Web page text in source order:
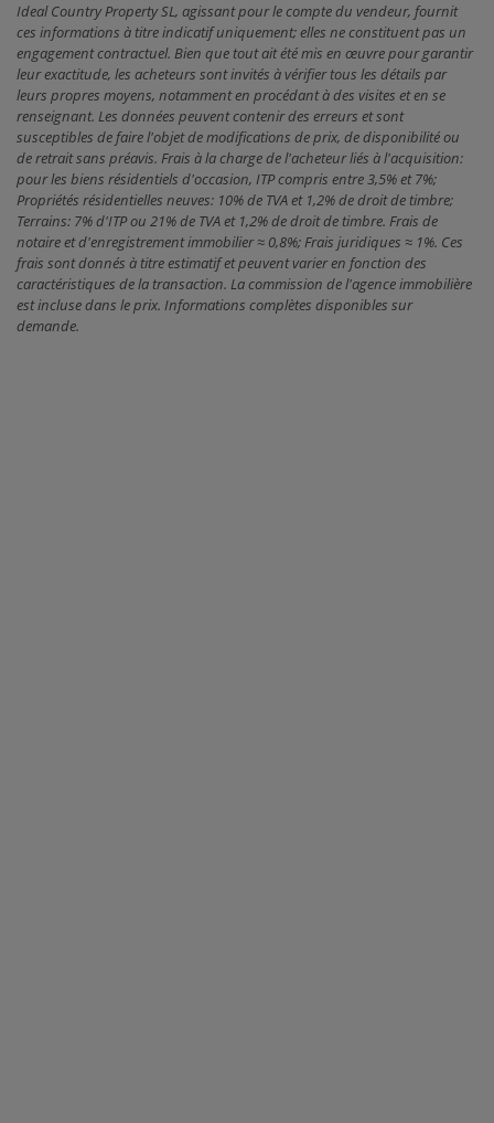
Ideal Country Property SL, agissant pour le compte du vendeur, fournit
ces informations à titre indicatif uniquement; elles ne constituent pas un
engagement contractuel. Bien que tout ait été mis en œuvre pour garantir
leur exactitude, les acheteurs sont invités à vérifier tous les détails par
leurs propres moyens, notamment en procédant à des visites et en se
renseignant. Les données peuvent contenir des erreurs et sont
susceptibles de faire l'objet de modifications de prix, de disponibilité ou
de retrait sans préavis. Frais à la charge de l'acheteur liés à l'acquisition:
pour les biens résidentiels d'occasion, ITP compris entre 3,5% et 7%;
Propriétés résidentielles neuves: 10% de TVA et 1,2% de droit de timbre;
Terrains: 7% d'ITP ou 21% de TVA et 1,2% de droit de timbre. Frais de
notaire et d'enregistrement immobilier ≈ 0,8%; Frais juridiques ≈ 1%. Ces
frais sont donnés à titre estimatif et peuvent varier en fonction des
caractéristiques de la transaction. La commission de l'agence immobilière
est incluse dans le prix. Informations complètes disponibles sur
demande.